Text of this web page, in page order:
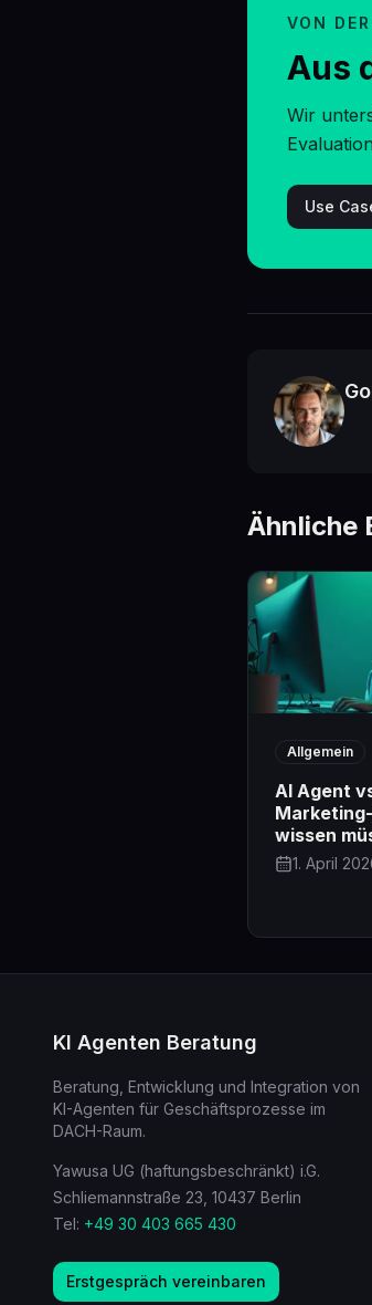
VON
Aus
Wir
Use
Ähnliche
Allgemein
AI Agent
wissen
1. April
KI Agenten Beratung
Beratung, Entwicklung und Integration von
KI-Agenten für Geschäftsprozesse im
DACH-Raum.
Yawusa UG (haftungsbeschränkt) i.G.
Schliemannstraße 23, 10437 Berlin
Tel: +49 30 403 665 430
Erstgespräch vereinbaren